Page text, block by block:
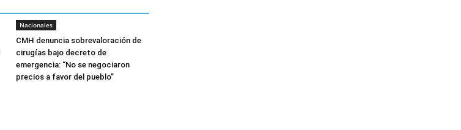
Nacionales
CMH denuncia sobrevaloración de
cirugías bajo decreto de
emergencia: “No se negociaron
precios a favor del pueblo”